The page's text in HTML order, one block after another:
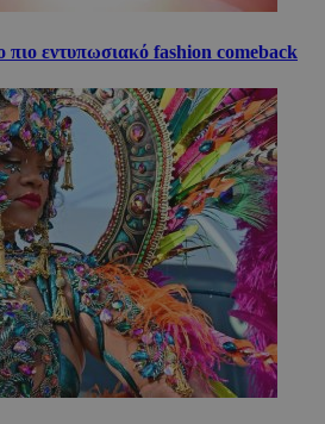
πιο εντυπωσιακό fashion comeback